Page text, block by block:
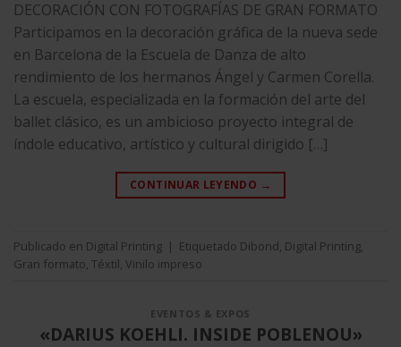
DECORACIÓN CON FOTOGRAFÍAS DE GRAN FORMATO
Participamos en la decoración gráfica de la nueva sede
en Barcelona de la Escuela de Danza de alto
rendimiento de los hermanos Ángel y Carmen Corella.
La escuela, especializada en la formación del arte del
ballet clásico, es un ambicioso proyecto integral de
índole educativo, artístico y cultural dirigido […]
CONTINUAR LEYENDO →
Publicado en Digital Printing | Etiquetado Dibond, Digital Printing,
Gran formato, Téxtil, Vinilo impreso
EVENTOS & EXPOS
«DARIUS KOEHLI. INSIDE POBLENOU»